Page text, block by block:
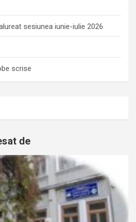
sesiunea iunie-iulie 2026
scrise
de